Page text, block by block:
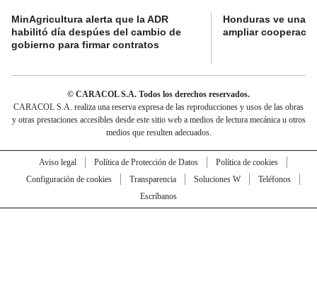
MinAgricultura alerta que la ADR
habilitó día despúes del cambio de
gobierno para firmar contratos
Honduras ve una
ampliar
© CARACOL S.A. Todos los derechos reservados.
CARACOL S.A. realiza una reserva expresa de las reproducciones y usos de las obras
y otras prestaciones accesibles desde este sitio web a medios de lectura mecánica u otros
medios que resulten adecuados.
Aviso legal Política de Protección de Datos
Política de cookies
Configuración de cookies
Transparencia Soluciones W
Teléfonos
Escríbanos